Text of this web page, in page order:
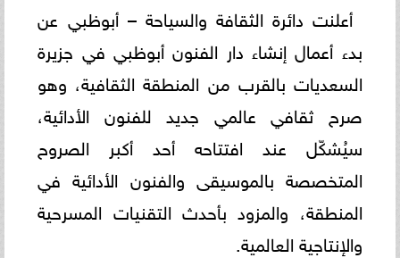
أعلنت دائرة الثقافة والسياحة – أبوظبي عن
بدء أعمال إنشاء دار الفنون أبوظبي في جزيرة
السعديات بالقرب من المنطقة الثقافية، وهو
صرح ثقافي عالمي جديد للفنون الأدائية،
سيُشكّل عند افتتاحه أحد أكبر الصروح
المتخصصة بالموسيقى والفنون الأدائية في
المنطقة، والمزود بأحدث التقنيات المسرحية
والإنتاجية العالمية.